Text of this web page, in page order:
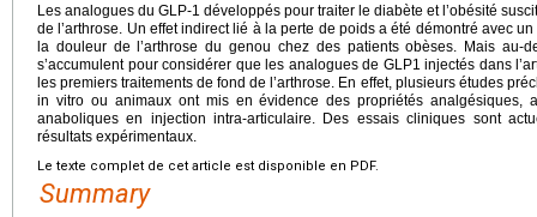
Les analogues du GLP-1 développés pour traiter le diabète et l’obésité
de l’arthrose. Un effet indirect lié à la perte de poids a été démontré avec
la douleur de l’arthrose du genou chez des patients obèses. Mais au-
s’accumulent pour considérer que les analogues de GLP1 injectés dans
les premiers traitements de fond de l’arthrose. En effet, plusieurs études
in vitro ou animaux ont mis en évidence des propriétés analgésiques,
anaboliques en injection intra-articulaire. Des essais cliniques sont
résultats expérimentaux.
Le texte complet de cet article est disponible en PDF.
Summary